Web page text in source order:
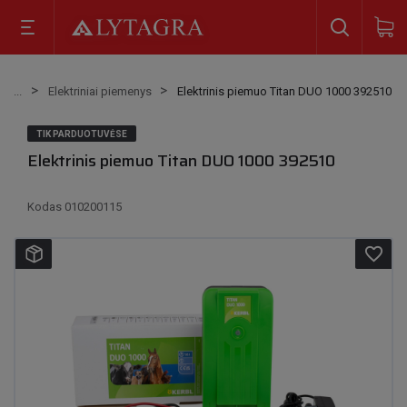
Elektriniai piemenys Elektrinis piemuo Titan DUO 1000 392510
TIK PARDUOTUVĖSE
Elektrinis piemuo Titan DUO 1000 392510
Kodas 010200115
favorite_border